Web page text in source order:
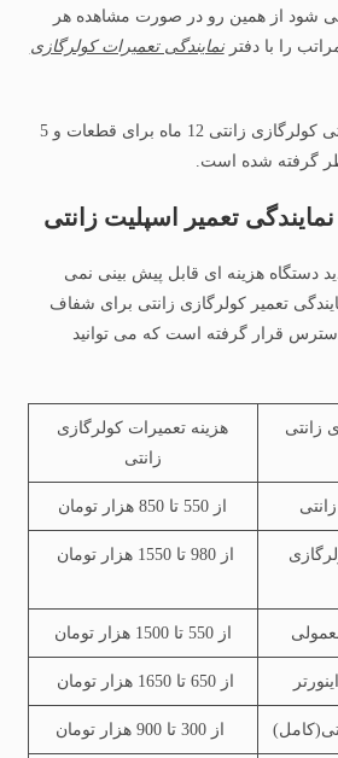
شود از همین رو در صورت مشاهده هر
را با دفترنمایندگی تعمیرات کولرگازی
در نظر داشته باشید گارانتی کولرگازی زانتی 12 ماه برای قطعات و 5
گرفته شده است.
تعمیر اسپلیت زانتی
دستگاه هزینه ای قابل پیش بینی نمی
تعمیر کولرگازی زانتی برای شفاف
قرار گرفته است که می توانید
زانتی
هزینه تعمیرات کولرگازی
زانتی
از 550 تا 850 هزار تومان
از 980 تا 1550 هزار تومان
از 550 تا 1500 هزار تومان
از 650 تا 1650 هزار تومان
از 300 تا 900 هزار تومان